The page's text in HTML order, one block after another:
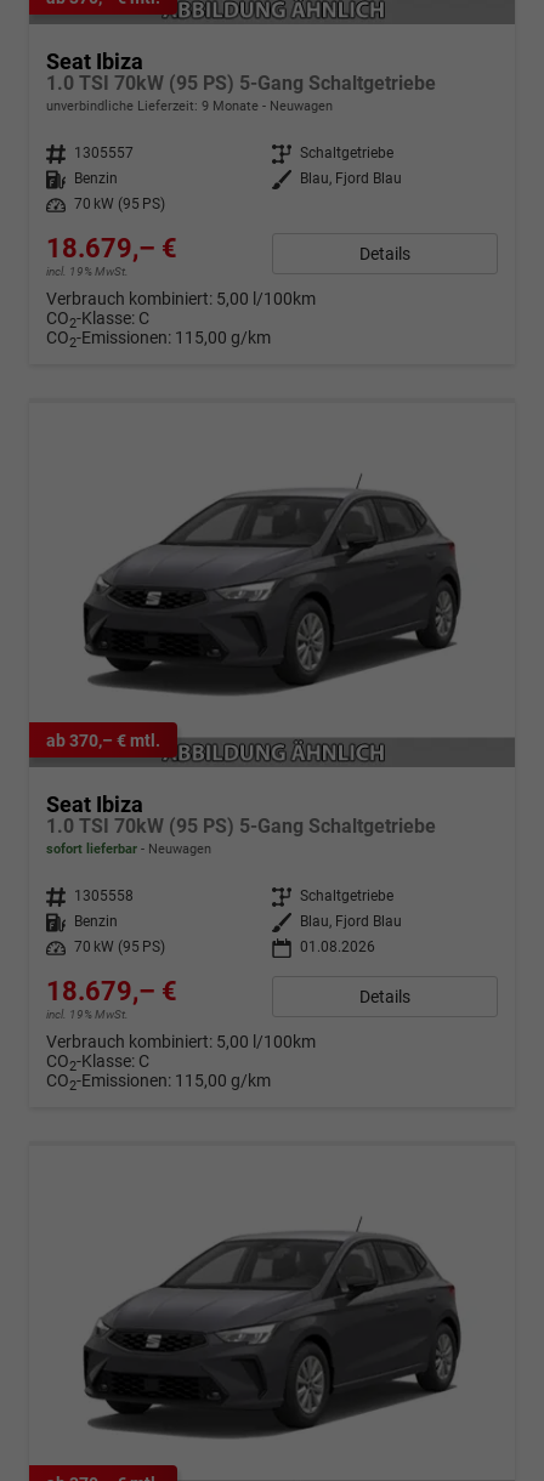
Seat Ibiza
1.0 TSI 70kW (95 PS) 5-Gang Schaltgetriebe
unverbindliche Lieferzeit: 9 Monate Neuwagen
Fahrzeugnr. 1305557 Getriebe Schaltgetriebe
Kraftstoff
Benzin Außenfarbe
Blau, Fjord Blau
Leistung
70 kW (95 PS)
18.679,– €
incl. 19% MwSt.
Details
Verbrauch kombiniert: 5,00 l/100km
CO2-Klasse: C
CO2-Emissionen: 115,00 g/km
ab 370,– € mtl.
Seat Ibiza
1.0 TSI 70kW (95 PS) 5-Gang Schaltgetriebe
sofort lieferbar Neuwagen
Fahrzeugnr. 1305558 Getriebe Schaltgetriebe
Kraftstoff
Benzin Außenfarbe
Blau, Fjord Blau
Leistung
70 kW (95 PS) 01.08.2026
18.679,– €
incl. 19% MwSt.
Details
Verbrauch kombiniert: 5,00 l/100km
CO2-Klasse: C
CO2-Emissionen: 115,00 g/km